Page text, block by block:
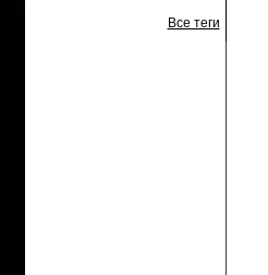
Все теги